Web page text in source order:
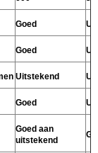
Goed
Goed
Uitstekend
Goed
Goed aan
uitstekend